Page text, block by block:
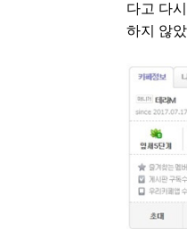
다고 다
하지 않